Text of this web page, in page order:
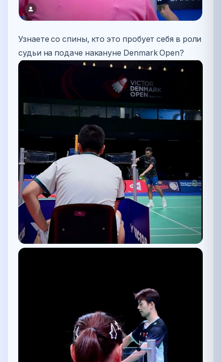
Узнаете со спины, кто это пробует себя в роли
судьи на подаче накануне Denmark Open?